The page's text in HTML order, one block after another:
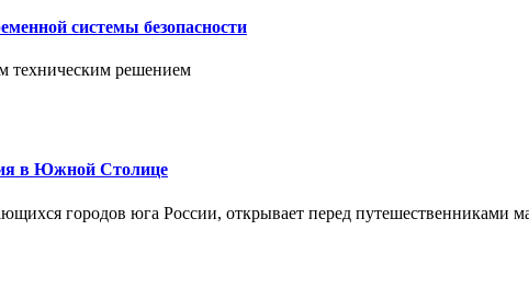
системы безопасности
техническим решением
в Южной Столице
городов юга России, открывает перед путешественниками